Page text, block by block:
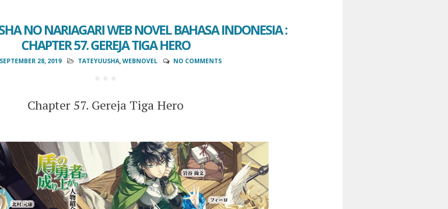
NO NARIAGARI WEB NOVEL BAHASA INDONESIA :
CHAPTER 57. GEREJA TIGA HERO
SEPTEMBER 28, 2019 TATEYUUSHA,WEBNOVEL NO COMMENTS
Chapter 57. Gereja Tiga Hero